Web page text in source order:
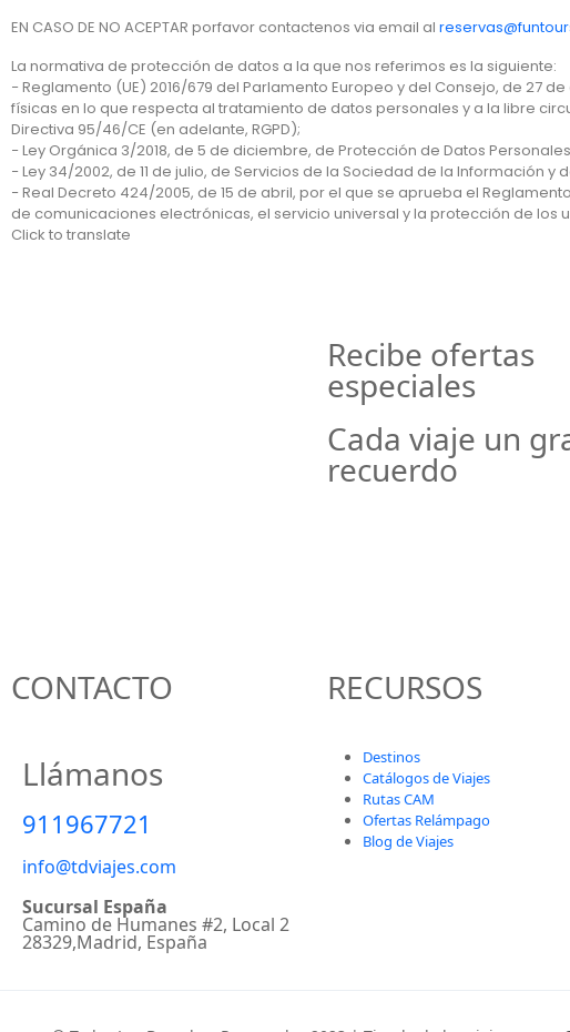
EN CASO DE NO ACEPTAR porfavor contactenos via email al
La normativa de protección de datos a la que nos referimos es la siguiente:
− Reglamento (UE) 2016/679 del Parlamento Europeo y del Consejo, de 27
físicas en lo que respecta al tratamiento de datos personales y a la libre
Directiva 95/46/CE (en adelante, RGPD);
− Ley Orgánica 3/2018, de 5 de diciembre, de Protección de Datos
− Ley 34/2002, de 11 de julio, de Servicios de la Sociedad de la Información y
− Real Decreto 424/2005, de 15 de abril, por el que se aprueba el
de comunicaciones electrónicas, el servicio universal y la protección de los
Click to translate
Recibe ofertas
especiales
Cada viaje un
recuerdo
CONTACTO
Llámanos
911967721
info@tdviajes.com
Sucursal España
Camino de Humanes #2, Local 2
28329,Madrid, España
RECURSOS
Destinos
Catálogos de Viajes
Rutas CAM
Ofertas Relámpago
Blog de Viajes